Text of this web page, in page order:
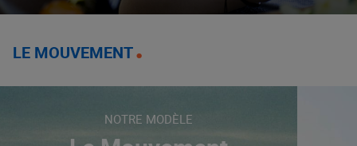
LE MOUVEMENT
NOTRE MODÈLE